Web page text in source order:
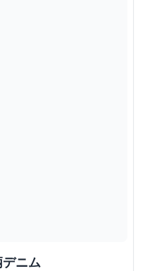
ニム